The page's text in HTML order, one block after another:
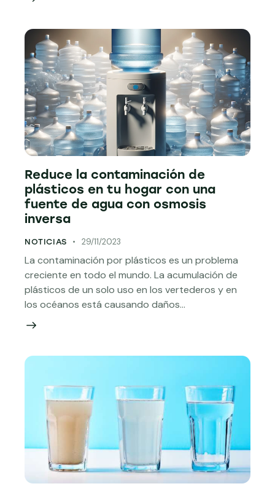
Reduce la contaminación de
plásticos en tu hogar con una
fuente de agua con osmosis
inversa
NOTICIAS 29/11/2023
La contaminación por plásticos es un problema
creciente en todo el mundo. La acumulación de
plásticos de un solo uso en los vertederos y en
los océanos está causando daños…